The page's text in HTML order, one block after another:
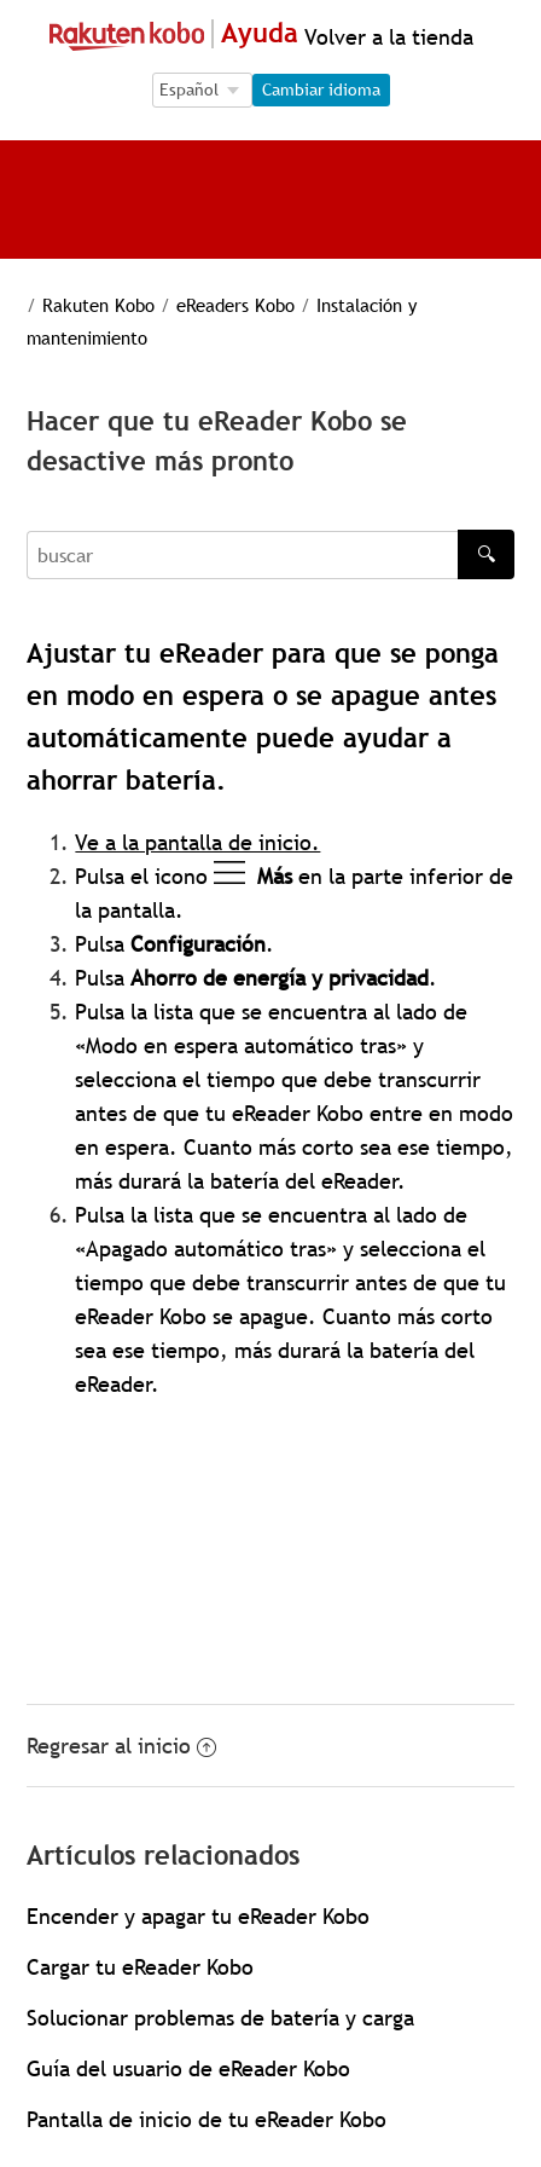
Ayuda Volver a la tienda
Language Selection
Language Selection
Cambiar idioma
/ Rakuten Kobo / eReaders Kobo / Instalación y
mantenimiento
Hacer que tu eReader Kobo se
desactive más pronto
buscar
🔍
Ajustar tu eReader para que se ponga
en modo en espera o se apague antes
automáticamente puede ayudar a
ahorrar batería.
Ve a la pantalla de inicio.
Pulsa el icono
Másen la parte inferior de
la pantalla.
PulsaConfiguración.
PulsaAhorro de energía y privacidad.
Pulsa la lista que se encuentra al lado de
«Modo en espera automático tras» y
selecciona el tiempo que debe transcurrir
antes de que tu eReader Kobo entre en modo
en espera. Cuanto más corto sea ese tiempo,
más durará la batería del eReader.
Pulsa la lista que se encuentra al lado de
«Apagado automático tras» y selecciona el
tiempo que debe transcurrir antes de que tu
eReader Kobo se apague. Cuanto más corto
sea ese tiempo, más durará la batería del
eReader.
Regresar al inicio
Artículos relacionados
Encender y apagar tu eReader Kobo
Cargar tu eReader Kobo
Solucionar problemas de batería y carga
Guía del usuario de eReader Kobo
Pantalla de inicio de tu eReader Kobo